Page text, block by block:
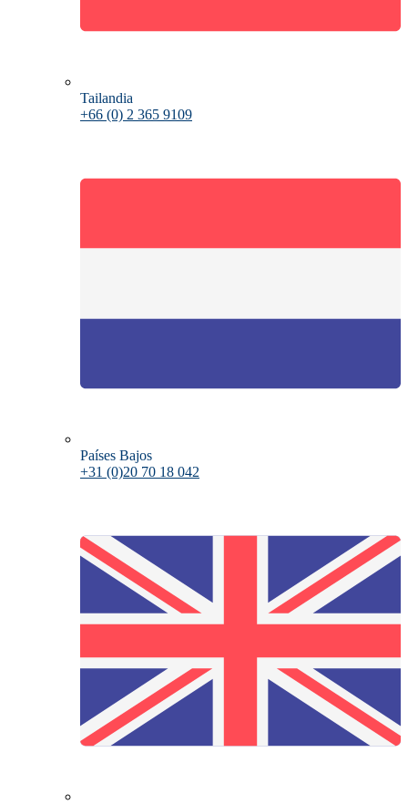
Tailandia
+66 (0) 2 365 9109
Países Bajos
+31 (0)20 70 18 042